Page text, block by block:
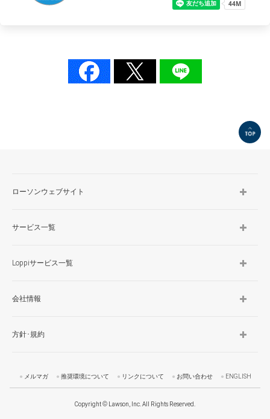
ローソンウェブサイト
サービス一覧
Loppiサービス一覧
会社情報
方針･規約
メルマガ 推奨環境について リンクについて お問い合わせ ENGLISH
Copyright © Lawson, Inc. All Rights Reserved.